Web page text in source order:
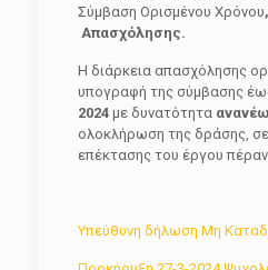
Σύμβαση Ορισμένου Χρόνου
Απασχόλησης.
Η διάρκεια απασχόλησης
υπογραφή της σύμβασης
2024με δυνατότητα
ολοκλήρωση της δράσης,
επέκτασης του έργου
Υπεύθυνη δήλωση Μη